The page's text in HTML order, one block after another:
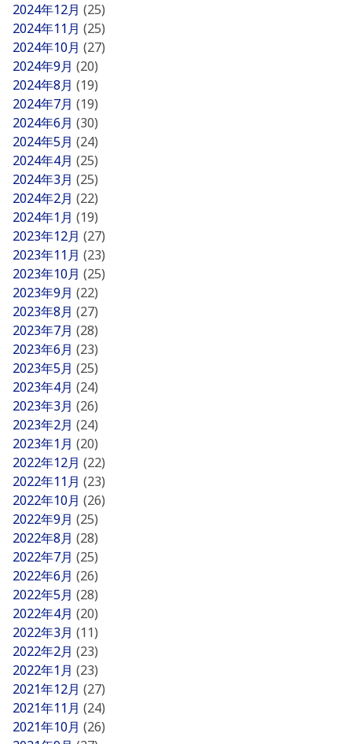
2024年12月 (25)
2024年11月 (25)
2024年10月 (27)
2024年9月 (20)
2024年8月 (19)
2024年7月 (19)
2024年6月 (30)
2024年5月 (24)
2024年4月 (25)
2024年3月 (25)
2024年2月 (22)
2024年1月 (19)
2023年12月 (27)
2023年11月 (23)
2023年10月 (25)
2023年9月 (22)
2023年8月 (27)
2023年7月 (28)
2023年6月 (23)
2023年5月 (25)
2023年4月 (24)
2023年3月 (26)
2023年2月 (24)
2023年1月 (20)
2022年12月 (22)
2022年11月 (23)
2022年10月 (26)
2022年9月 (25)
2022年8月 (28)
2022年7月 (25)
2022年6月 (26)
2022年5月 (28)
2022年4月 (20)
2022年3月 (11)
2022年2月 (23)
2022年1月 (23)
2021年12月 (27)
2021年11月 (24)
2021年10月 (26)